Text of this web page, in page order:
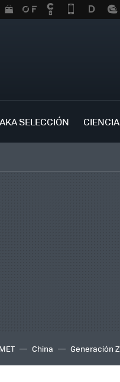
SELECCIÓN CIENCIA
China Generación Z